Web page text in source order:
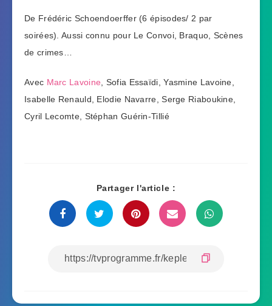
De Frédéric Schoendoerffer (6 épisodes/ 2 par
soirées). Aussi connu pour Le Convoi, Braquo, Scènes
de crimes…
Avec Marc Lavoine , Sofia Essaïdi, Yasmine Lavoine,
Isabelle Renauld, Elodie Navarre, Serge Riaboukine,
Cyril Lecomte, Stéphan Guérin-Tillié
Partager l'article :